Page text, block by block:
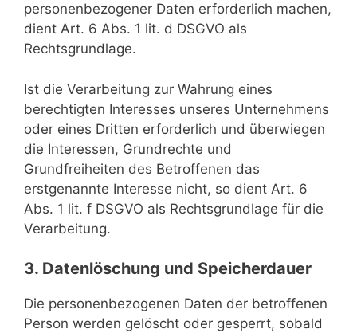
personenbezogener Daten erforderlich machen,
dient Art. 6 Abs. 1 lit. d DSGVO als
Rechtsgrundlage.
Ist die Verarbeitung zur Wahrung eines
berechtigten Interesses unseres Unternehmens
oder eines Dritten erforderlich und überwiegen
die Interessen, Grundrechte und
Grundfreiheiten des Betroffenen das
erstgenannte Interesse nicht, so dient Art. 6
Abs. 1 lit. f DSGVO als Rechtsgrundlage für die
Verarbeitung.
3. Datenlöschung und Speicherdauer
Die personenbezogenen Daten der betroffenen
Person werden gelöscht oder gesperrt, sobald